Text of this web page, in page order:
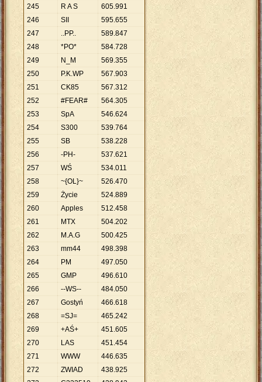
245
R A S 605.991
246
SII 595.655
247
..PP.. 589.847
248
*PO* 584.728
249
N_M 569.355
250
P.K.WP 567.903
251
CK85 567.312
252
#FEAR# 564.305
253
SpA 546.624
254
S300 539.764
255
SB 538.228
256
-PH- 537.621
257
WŚ 534.011
258
~{OL}~ 526.470
259
Życie 524.889
260
Apples 512.458
261
MTX 504.202
262
M.A.G 500.425
263
mm44 498.398
264
PM 497.050
265
GMP 496.610
266
--WS-- 484.050
267
Gostyń 466.618
268
=SJ= 465.242
269
+AŚ+ 451.605
270
LAS 451.454
271
WWW 446.635
272
ZWIAD 438.925